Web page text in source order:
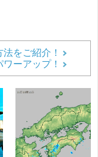
をご紹介！
ーアップ！